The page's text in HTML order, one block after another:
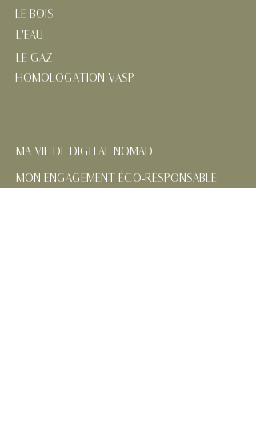
LE BOIS
L'EAU
LE GAZ
HOMOLOGATION VASP
MA VIE DE DIGITAL NOMAD
MON ENGAGEMENT ÉCO-RESPONSABLE